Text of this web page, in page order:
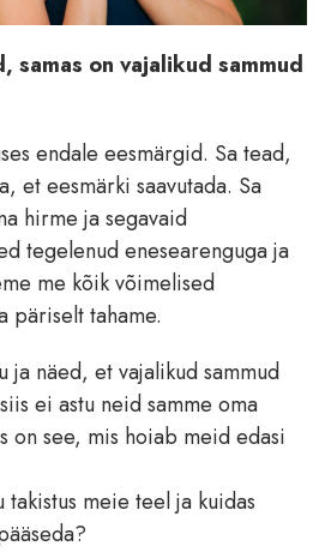
samas on vajalikud sammud
endale eesmärgid. Sa tead,
et eesmärki saavutada. Sa
hirme ja segavaid
tegelenud enesearenguga ja
me kõik võimelised
päriselt tahame.
ja näed, et vajalikud sammud
ei astu neid samme oma
on see, mis hoiab meid edasi
takistus meie teel ja kuidas